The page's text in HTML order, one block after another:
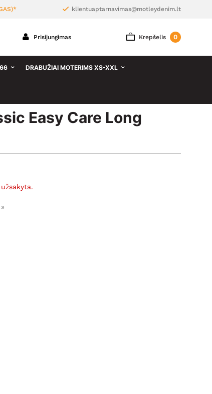
klientuaptarnavimas@motleydenim.lt
Krepšelis 0
Prisijungimas
DRABUŽIAI MOTERIMS XS-XXL
Easy Care Long